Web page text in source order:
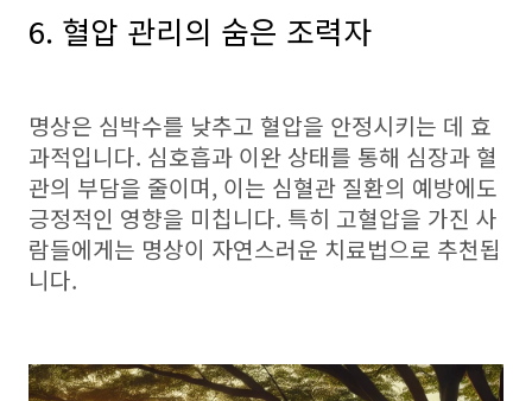
6. 혈압 관리의 숨은 조력자
명상은 심박수를 낮추고 혈압을 안정시키는 데 효
과적입니다. 심호흡과 이완 상태를 통해 심장과 혈
관의 부담을 줄이며, 이는 심혈관 질환의 예방에도
긍정적인 영향을 미칩니다. 특히 고혈압을 가진 사
람들에게는 명상이 자연스러운 치료법으로 추천됩
니다.